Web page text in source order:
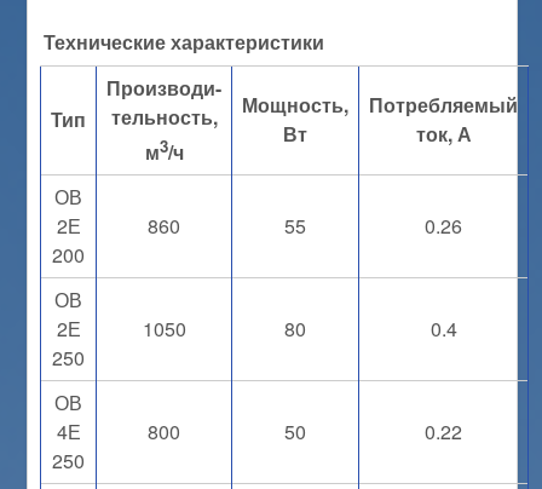
Технические характеристики
Тип
Производи-
тельность,
м3/ч
Мощность,
Вт
Потребляемый
ток, А
ОВ
2Е
200
860 55 0.26
ОВ
2Е
250
1050 80 0.4
ОВ
4Е
250
800 50 0.22